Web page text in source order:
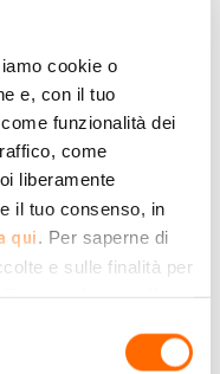
cookie o
e, con il tuo
funzionalità dei
come
liberamente
il tuo consenso, in
qui . Per saperne di
e sulle finalità per
si prega di
per inserire commenti.
rete.